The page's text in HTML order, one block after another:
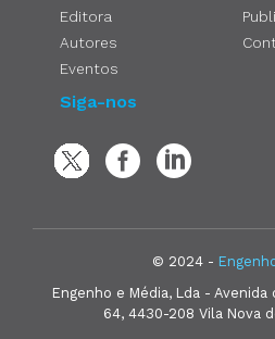
Editora
Autores
Eventos
Siga-nos
© 2024 -
Engenho e Média, Lda - Avenida
64, 4430-208 Vila Nova